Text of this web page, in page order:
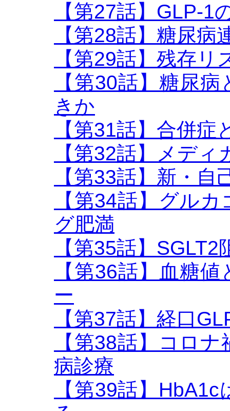
【第27話】GLP-1
【第28話】糖尿
【第29話】残存
【第30話】糖尿
きか
【第31話】合併症
【第32話】メデ
【第33話】新・自
【第34話】グル
グ肥満
【第35話】
【第36話】血糖
ー
【第37話】経口
【第38話】コロ
病診療
【第39話】